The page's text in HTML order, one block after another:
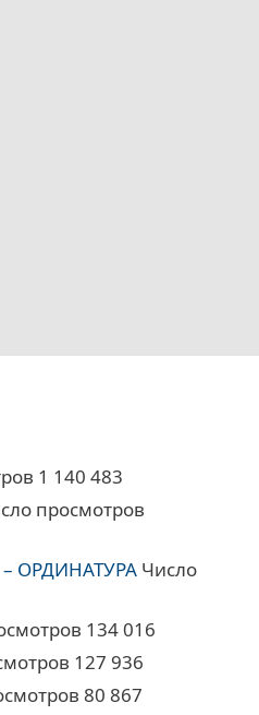
1 140 483
просмотров
ОРДИНАТУРА Число
134 016
127 936
80 867